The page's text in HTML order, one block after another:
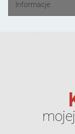
Informacje